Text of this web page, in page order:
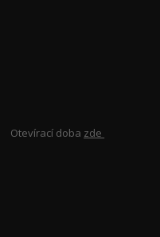
Otevírací doba zde